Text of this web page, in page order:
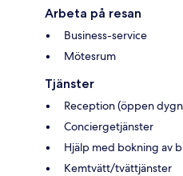
Arbeta på resan
Business-service
Mötesrum
Tjänster
Reception (öppen
Conciergetjänster
Hjälp med bokning av
Kemtvätt/tvättjänster